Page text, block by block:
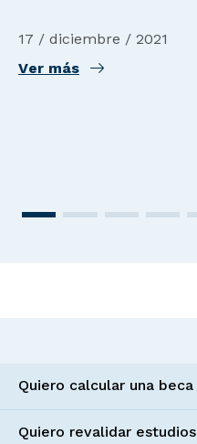
17 / diciembre / 2021
Ver más
Quiero calcular una beca
Quiero revalidar estudios